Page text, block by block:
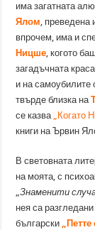
има загатната
Ялом, преведена
впрочем, има и
Ницше, когото
загадъчната
и на самоубилите
твърде близка на
се казва „Когато
книги на Ървин
В световната
на моята, с
„Знаменити
нея са
български